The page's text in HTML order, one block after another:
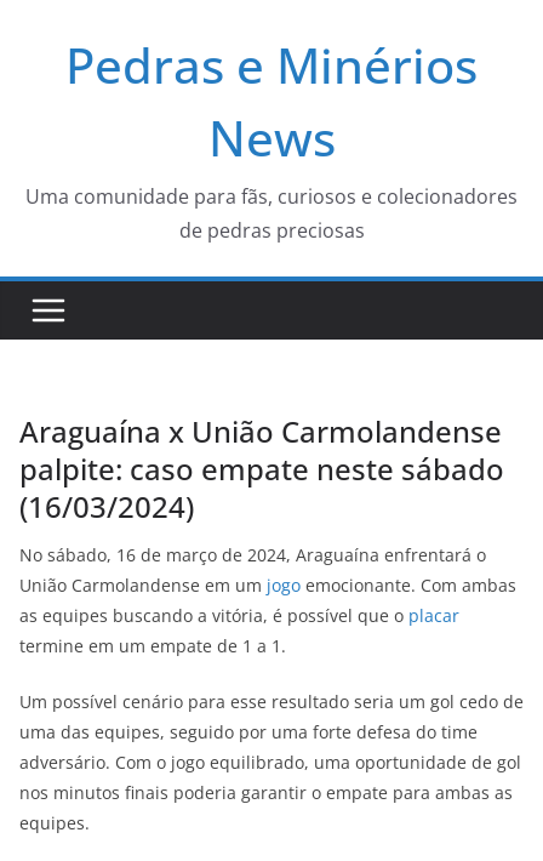
Pedras e Minérios
News
Uma comunidade para fãs, curiosos e colecionadores
de pedras preciosas
Araguaína x União Carmolandense
palpite: caso empate neste sábado
(16/03/2024)
No sábado, 16 de março de 2024, Araguaína enfrentará o
União Carmolandense em um jogo emocionante. Com ambas
as equipes buscando a vitória, é possível que o placar
termine em um empate de 1 a 1.
Um possível cenário para esse resultado seria um gol cedo de
uma das equipes, seguido por uma forte defesa do time
adversário. Com o jogo equilibrado, uma oportunidade de gol
nos minutos finais poderia garantir o empate para ambas as
equipes.